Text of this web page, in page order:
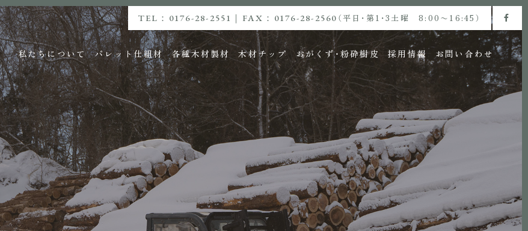
TEL：0176-28-2551 FAX：0176-28-2560 （平日・第1・3土曜 8:00〜16:45）
私たちについて パレット仕組材 各種木材製材 木材チップ おがくず・粉砕樹皮 採用情報 お問い合わせ